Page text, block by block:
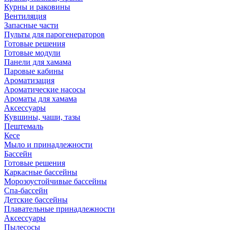
Курны и раковины
Вентиляция
Запасные части
Пульты для парогенераторов
Готовые решения
Готовые модули
Панели для хамама
Паровые кабины
Ароматизация
Ароматические насосы
Ароматы для хамама
Аксессуары
Кувшины, чаши, тазы
Пештемаль
Кесе
Мыло и принадлежности
Бассейн
Готовые решения
Каркасные бассейны
Морозоустойчивые бассейны
Спа-бассейн
Детские бассейны
Плавательные принадлежности
Аксессуары
Пылесосы